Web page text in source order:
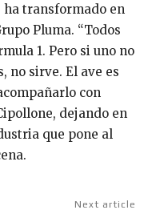
ha transformado en
Pluma. “Todos
1. Pero si uno no
no sirve. El ave es
con
dejando en
que pone al
Next article